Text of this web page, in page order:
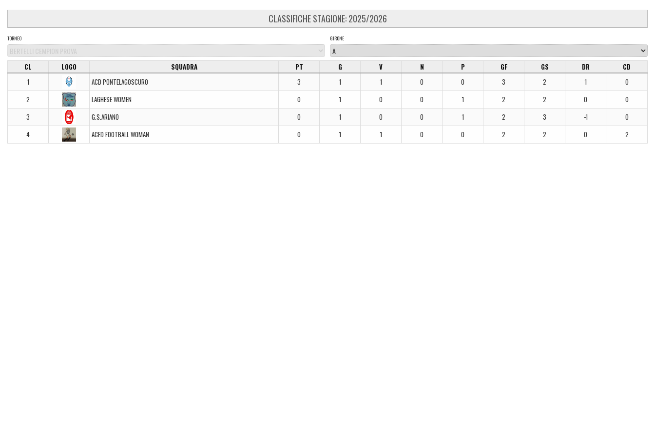
CLASSIFICHE STAGIONE: 2025/2026
TORNEO GIRONE
CL LOGO SQUADRA PT G V N P GF GS DR
CD
1
ACD PONTELAGOSCURO 3 1 1 0 0 3 2 1
0
2
LAGHESE WOMEN 0 1 0 0 1 2 2 0
0
3
G.S.ARIANO 0 1 0 0 1 2 3 -1
0
4
ACFD FOOTBALL WOMAN 0 1 1 0 0 2 2 0 2